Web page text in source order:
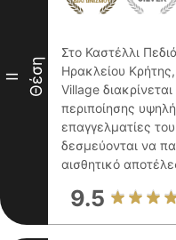
II Θέση
Στο Καστέλλι
Ηρακλείου
Village
περιποίησης
επαγγελματίες
δεσμεύονται να
αισθητικό
9.5